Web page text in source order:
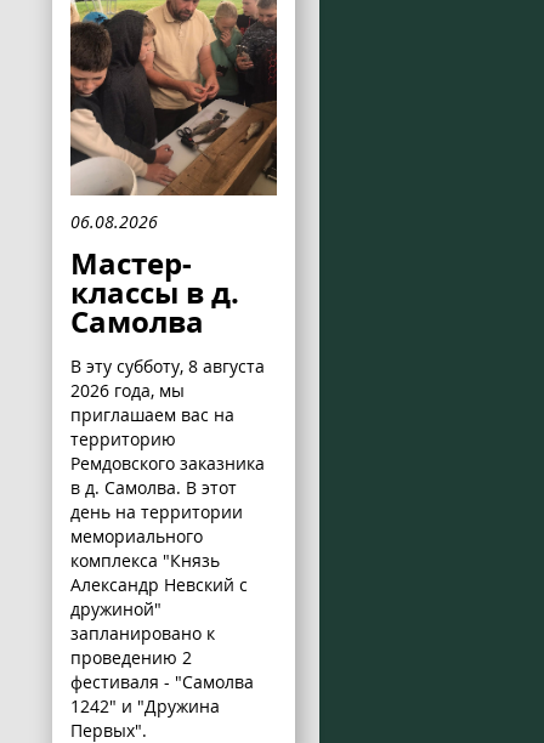
06.08.2026
Мастер-
классы в д.
Самолва
В эту субботу, 8 августа
2026 года, мы
приглашаем вас на
территорию
Ремдовского заказника
в д. Самолва. В этот
день на территории
мемориального
комплекса "Князь
Александр Невский с
дружиной"
запланировано к
проведению 2
фестиваля - "Самолва
1242" и "Дружина
Первых".